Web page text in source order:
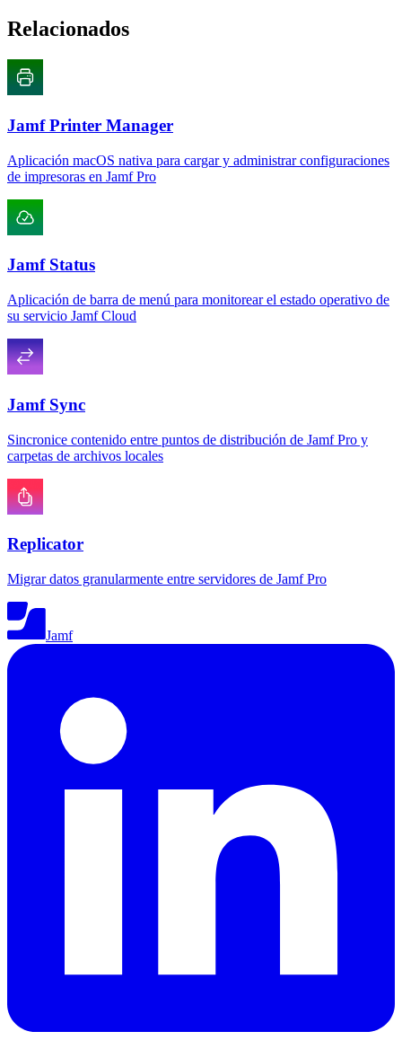
Relacionados
Jamf Printer Manager
Aplicación macOS nativa para cargar y administrar configuraciones
de impresoras en Jamf Pro
Jamf Status
Aplicación de barra de menú para monitorear el estado operativo de
su servicio Jamf Cloud
Jamf Sync
Sincronice contenido entre puntos de distribución de Jamf Pro y
carpetas de archivos locales
Replicator
Migrar datos granularmente entre servidores de Jamf Pro
Jamf